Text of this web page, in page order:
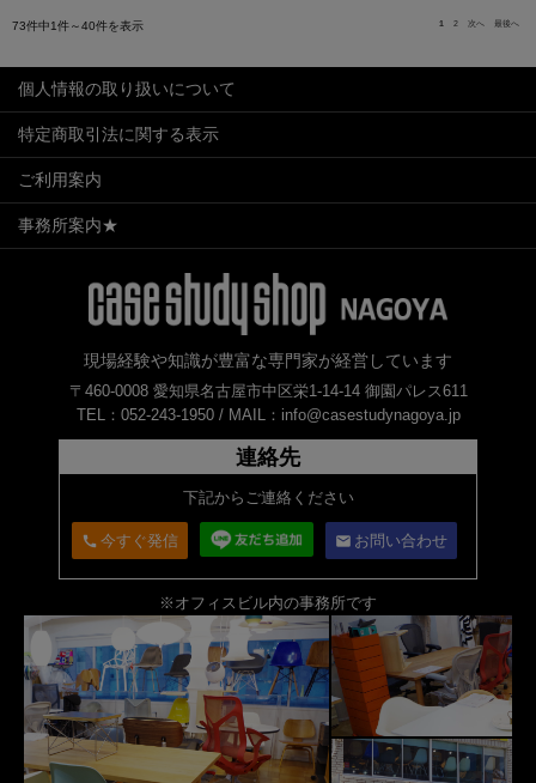
73件中1件～40件を表示 1 2 次へ 最後へ
個人情報の取り扱いについて
特定商取引法に関する表示
ご利用案内
事務所案内★
現場経験や知識が豊富な専門家が経営しています
〒460-0008 愛知県名古屋市中区栄1-14-14 御園パレス611
TEL：052-243-1950 / MAIL：info@casestudynagoya.jp
連絡先
下記からご連絡ください
call 今すぐ発信 email お問い合わせ
※オフィスビル内の事務所です